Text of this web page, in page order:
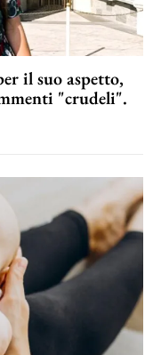
il suo aspetto,
"crudeli".